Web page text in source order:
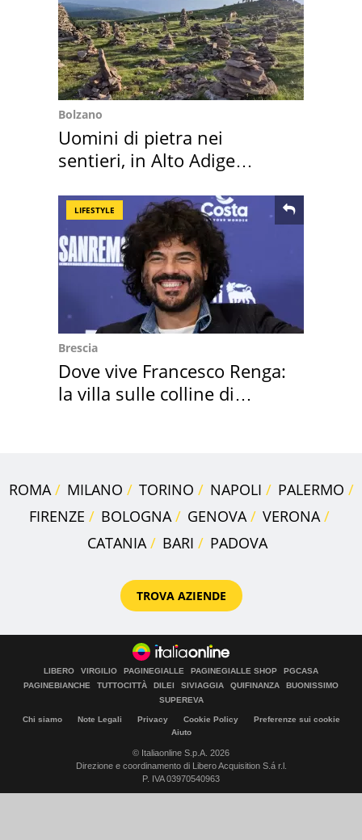
Bolzano
Uomini di pietra nei
sentieri, in Alto Adige
LIFESTYLE
Brescia
Dove vive Francesco Renga:
la villa sulle colline di
ROMA MILANO TORINO NAPOLI
PALERMO
FIRENZE
BOLOGNA GENOVA
VERONA
CATANIA
BARI PADOVA
TROVA AZIENDE
LIBERO VIRGILIO PAGINEGIALLE PAGINEGIALLE SHOP
PGCASA
PAGINEBIANCHE
TUTTOCITTÀ DILEI SIVIAGGIA QUIFINANZA
BUONISSIMO
SUPEREVA
Chi siamo Note Legali Privacy Cookie Policy
Preferenze sui cookie
Aiuto
© Italiaonline S.p.A. 2026
Direzione e coordinamento di Libero Acquisition S.á r.l.
P. IVA 03970540963